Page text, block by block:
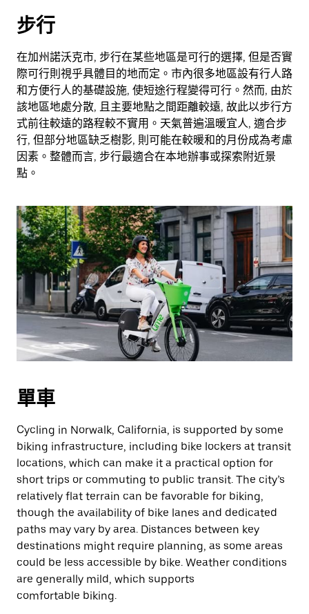
按
Esc
按
鈕
即
可
關
閉
日
步行
在加州諾沃克市, 步行在某些地區是可行的選擇, 但是否實
際可行則視乎具體目的地而定。市內很多地區設有行人路
和方便行人的基礎設施, 使短途行程變得可行。然而, 由於
該地區地處分散, 且主要地點之間距離較遠, 故此以步行方
式前往較遠的路程較不實用。天氣普遍溫暖宜人, 適合步
行, 但部分地區缺乏樹影, 則可能在較暖和的月份成為考慮
因素。整體而言, 步行最適合在本地辦事或探索附近景
點。
單車
Cycling in Norwalk, California, is supported by some
biking infrastructure, including bike lockers at transit
locations, which can make it a practical option for
short trips or commuting to public transit. The city’s
relatively flat terrain can be favorable for biking,
though the availability of bike lanes and dedicated
paths may vary by area. Distances between key
destinations might require planning, as some areas
could be less accessible by bike. Weather conditions
are generally mild, which supports
comfortable biking.